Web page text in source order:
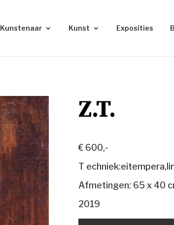
Kunstenaar Kunst Exposities
Z.T.
€ 600,-
T
Afmetingen: 65 x 40
2019